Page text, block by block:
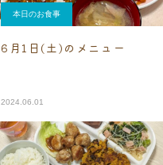
本日のお食事
6月1日(土)のメニュー
2024.06.01